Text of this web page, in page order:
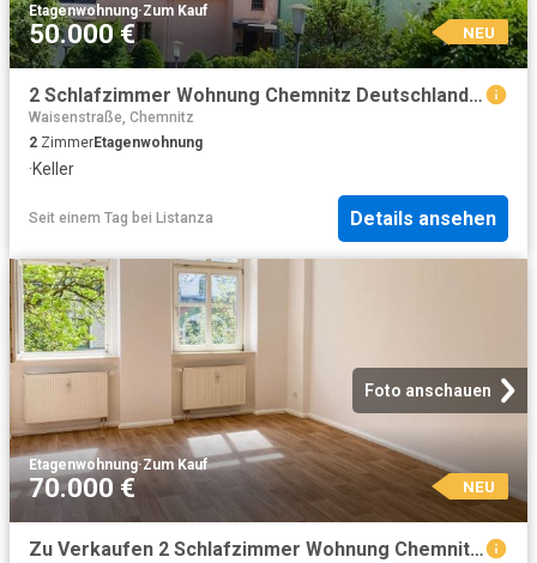
Etagenwohnung·Zum Kauf
50.000 € NEU
2 Schlafzimmer Wohnung Chemnitz Deutschland 104798271
Waisenstraße, Chemnitz
2 ZimmerEtagenwohnung
·Keller
Seit einem Tag bei Listanza Details ansehen
Foto anschauen
Etagenwohnung·Zum Kauf
70.000 € NEU
Zu Verkaufen 2 Schlafzimmer Wohnung Chemnitz Deutschland DS96271199